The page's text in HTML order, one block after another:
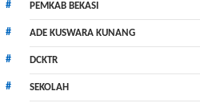
PEMKAB BEKASI
ADE KUSWARA KUNANG
DCKTR
SEKOLAH